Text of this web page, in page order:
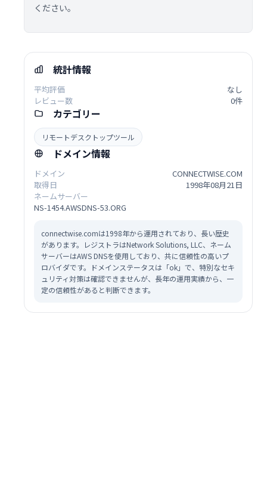
ください。
統計情報
平均評価
なし
レビュー数
0件
カテゴリー
リモートデスクトップツール
ドメイン情報
ドメイン
CONNECTWISE.COM
取得日
1998年08月21日
ネームサーバー
NS-1454.AWSDNS-53.ORG
connectwise.comは1998年から運用されており、長い歴史
があります。レジストラはNetwork Solutions, LLC、ネーム
サーバーはAWS DNSを使用しており、共に信頼性の高いプ
ロバイダです。ドメインステータスは「ok」で、特別なセキ
ュリティ対策は確認できませんが、長年の運用実績から、一
定の信頼性があると判断できます。